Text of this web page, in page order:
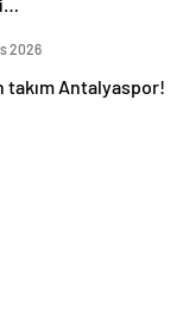
2026
takım Antalyaspor!